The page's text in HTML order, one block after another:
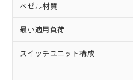
ベゼル材質
最小適用負荷
スイッチユニット構成